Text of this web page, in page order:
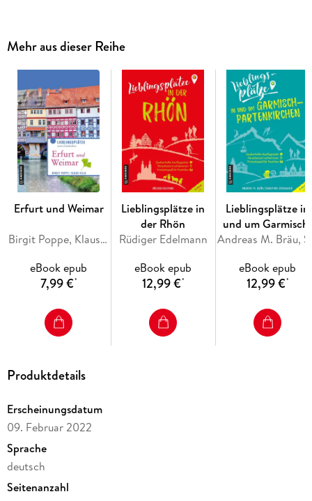
Mehr aus dieser Reihe
Erfurt und Weimar
Birgit Poppe, Klaus Silla
eBook epub
7,99 €*
Lieblingsplätze in
der Rhön
Rüdiger Edelmann
eBook epub
12,99 €*
Lieblingsplätze in
und um Garmisch-
Partenkirchen
eBook epub
12,99 €*
Produktdetails
Erscheinungsdatum
09. Februar 2022
Sprache
deutsch
Seitenanzahl